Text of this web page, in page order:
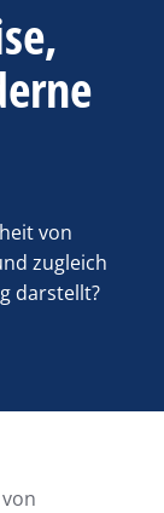
von
zugleich
darstellt?